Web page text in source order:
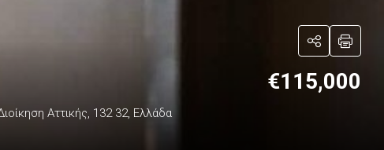
Αττικής, 132 32, Ελλάδα
€115,000